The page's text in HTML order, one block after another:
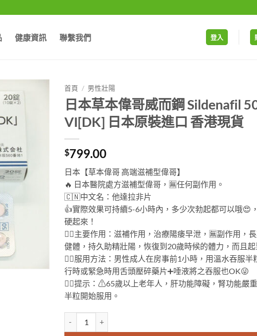
健康資訊 聯繫我們 登入
首頁 / 男性壯陽
日本草本偉哥威而鋼 Sildenafil
VI[DK] 日本原裝進口 香港現貨
$799.00
日本【草本偉哥 高端滋補型偉哥】
🔥 日本醫院處方滋補型偉哥， 🈚任何副作用。
🇨🇳中文名：他達拉非片
👍實際效果可持續5-6小時內，多少次勃起都可以哦😍
硬起來！
👉🏻主要作用：滋補作用，治療陽痿早泄， 🈚副作用，
健體，持久助精壯陽，恢復到20歲時候的體力，而且起
👉🏻服用方法：男性成人在房事前1小時，用溫水吞服半
行時或緊急時用舌頭壓碎藥片➕唾液將之吞服也OK😜
👉🏻提示： ⚠65歲以上老年人，肝功能障礙，腎功能嚴
半粒開始服用。